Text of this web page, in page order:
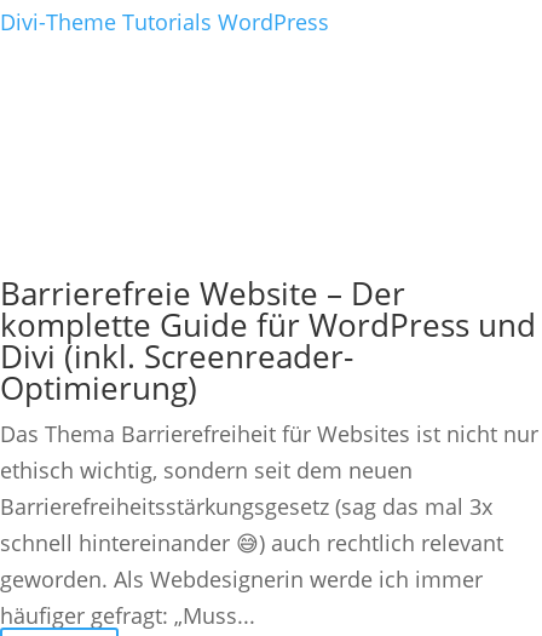
Divi-Theme Tutorials WordPress
Barrierefreie Website – Der
komplette Guide für WordPress und
Divi (inkl. Screenreader-
Optimierung)
Das Thema Barrierefreiheit für Websites ist nicht nur
ethisch wichtig, sondern seit dem neuen
Barrierefreiheitsstärkungsgesetz (sag das mal 3x
schnell hintereinander 😅) auch rechtlich relevant
geworden. Als Webdesignerin werde ich immer
häufiger gefragt: „Muss...